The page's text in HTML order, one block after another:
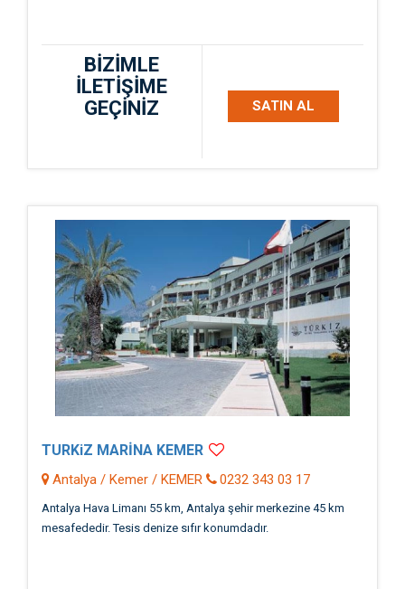
BİZİMLE
İLETİŞİME
GEÇİNİZ
SATIN AL
TURKiZ MARİNA KEMER
Antalya / Kemer / KEMER 0232 343 03 17
Antalya Hava Limanı 55 km, Antalya şehir merkezine 45 km
mesafededir. Tesis denize sıfır konumdadır.